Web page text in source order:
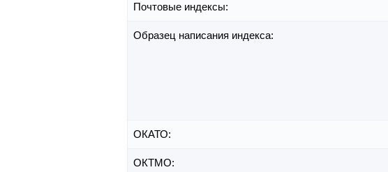
Почтовые индексы:
Образец написания индекса:
ОКАТО:
ОКТМО: